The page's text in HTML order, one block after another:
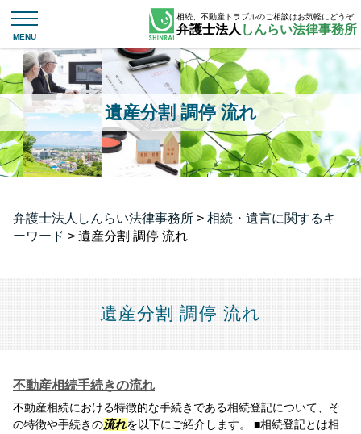
遺産分割 調停 流れ
相続、不動産トラブルのご相談はお気軽にどうぞ
弁護士法人 しんらい法律事務所
弁護士法人しんらい法律事務所 > 相続・遺言に関するキ
ーワード > 遺産分割 調停 流れ
遺産分割 調停 流れ
不動産相続手続きの流れ
不動産相続における特徴的な手続きである相続登記について、そ
の特徴や手続きの流れを以下にご紹介します。 ■相続登記とは相